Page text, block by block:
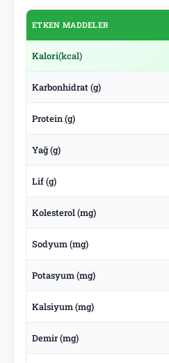
ETKEN MADDELER
Kalori(kcal)
Karbonhidrat (g)
Protein (g)
Yağ (g)
Lif (g)
Kolesterol (mg)
Sodyum (mg)
Potasyum (mg)
Kalsiyum (mg)
Demir (mg)